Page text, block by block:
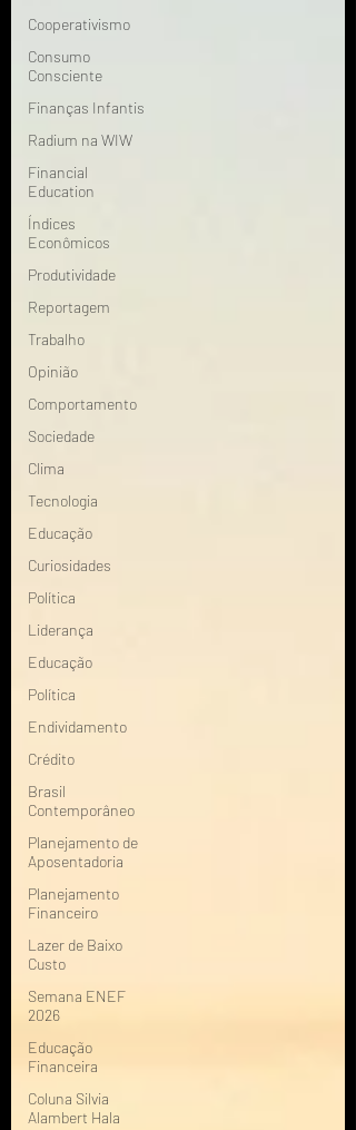
Cooperativismo
Consumo
Consciente
Finanças Infantis
Radium na WIW
Financial
Education
Índices
Econômicos
Produtividade
Reportagem
Trabalho
Opinião
Comportamento
Sociedade
Clima
Tecnologia
Educação
Curiosidades
Política
Liderança
Educação
Política
Endividamento
Crédito
Brasil
Contemporâneo
Planejamento de
Aposentadoria
Planejamento
Financeiro
Lazer de Baixo
Custo
Semana ENEF
2026
Educação
Financeira
Coluna Silvia
Alambert Hala